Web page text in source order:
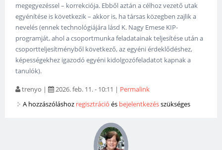
megegyezéssel – korrekciója. Ebből aztán a célhoz vezető utak
egyénítése is következik – akkor is, ha társas közegben zajlik a
nevelés (ennek technológiájára lásd K. Nagy Emese KIP-
programját, ahol a csoportmunka feladatainak teljesítése után a
csoportteljesítményből következő, az egyéni érdeklődéshez,
képességekhez igazodó egyéni kidolgozófeladatot kapnak a
tanulók).
trenyo | 2026. feb. 11. - 10:11 | Permalink
A hozzászóláshoz regisztráció és bejelentkezésszükséges